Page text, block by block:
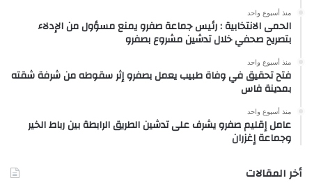
منذ أسبوع واحد
الحمى الانتخابية : رئيس جماعة صفرو يمنع مسؤول من الإدلاء
بتصريح صحفي خلال تدشين مشروع بصفرو
منذ أسبوع واحد
فتح تحقيق في وفاة طبيب يعمل بصفرو إثر سقوطه من شرفة شقته
بمدينة فاس
منذ أسبوع واحد
عامل إقليم صفرو يشرف على تدشين الطريق الرابطة بين رباط الخير
وجماعة إغزران
أخر المقالات